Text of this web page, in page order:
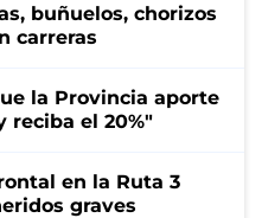
buñuelos, chorizos
carreras
la Provincia aporte
reciba el 20%"
en la Ruta 3
graves